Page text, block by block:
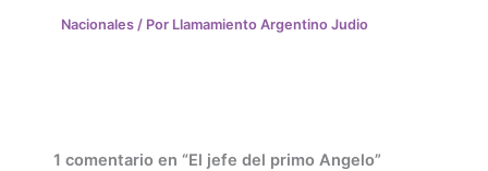
Nacionales / Por Llamamiento Argentino Judio
1 comentario en “El jefe del primo Angelo”